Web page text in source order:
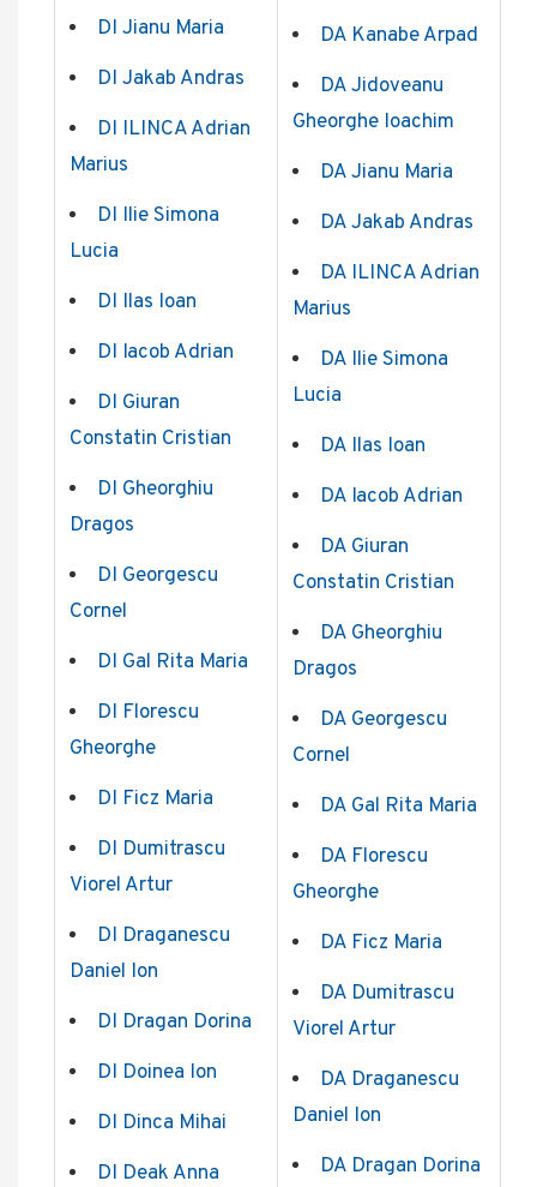
DI Jianu Maria
DI Jakab Andras
DI ILINCA Adrian
Marius
DI Ilie Simona
Lucia
DI Ilas Ioan
DI Iacob Adrian
DI Giuran
Constatin Cristian
DI Gheorghiu
Dragos
DI Georgescu
Cornel
DI Gal Rita Maria
DI Florescu
Gheorghe
DI Ficz Maria
DI Dumitrascu
Viorel Artur
DI Draganescu
Daniel Ion
DI Dragan Dorina
DI Doinea Ion
DI Dinca Mihai
DI Deak Anna
DA Kanabe Arpad
DA Jidoveanu
Gheorghe Ioachim
DA Jianu Maria
DA Jakab Andras
DA ILINCA Adrian
Marius
DA Ilie Simona
Lucia
DA Ilas Ioan
DA Iacob Adrian
DA Giuran
Constatin Cristian
DA Gheorghiu
Dragos
DA Georgescu
Cornel
DA Gal Rita Maria
DA Florescu
Gheorghe
DA Ficz Maria
DA Dumitrascu
Viorel Artur
DA Draganescu
Daniel Ion
DA Dragan Dorina